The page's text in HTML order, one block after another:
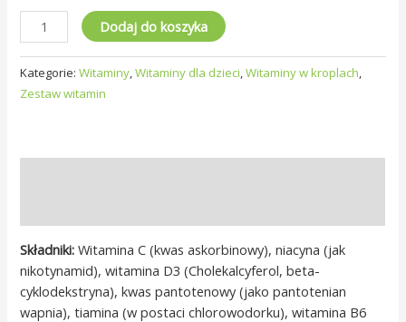
Dodaj do koszyka
Kategorie:Witaminy,Witaminy dla dzieci,Witaminy w kroplach,
Zestaw witamin
Składniki: Witamina C (kwas askorbinowy), niacyna (jak
nikotynamid), witamina D3 (Cholekalcyferol, beta-
cyklodekstryna), kwas pantotenowy (jako pantotenian
wapnia), tiamina (w postaci chlorowodorku), witamina B6